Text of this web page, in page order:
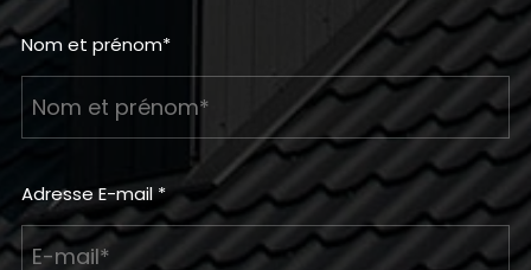
Nom et prénom*
Adresse E-mail *